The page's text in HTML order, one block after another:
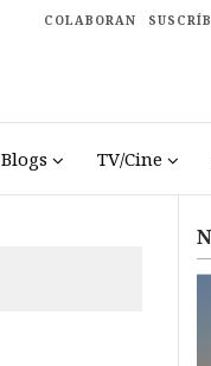
COLABORAN
Blogs TV/Cine